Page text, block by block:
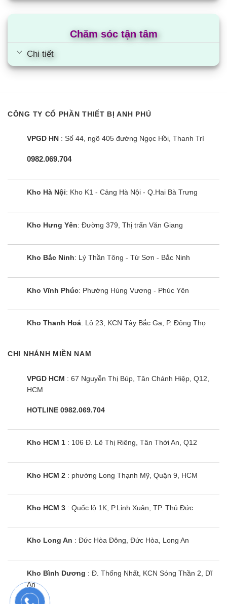
Chăm sóc tận tâm
Chi tiết
CÔNG TY CỔ PHẦN THIẾT BỊ ANH PHÚ
VPGD HN : Số 44, ngõ 405 đường Ngọc Hồi, Thanh Trì
0982.069.704
Kho Hà Nội: Kho K1 - Cảng Hà Nội - Q.Hai Bà Trưng
Kho Hưng Yên: Đường 379, Thị trấn Văn Giang
Kho Bắc Ninh: Lý Thần Tông - Từ Sơn - Bắc Ninh
Kho Vĩnh Phúc: Phường Hùng Vương - Phúc Yên
Kho Thanh Hoá: Lô 23, KCN Tây Bắc Ga, P. Đông Thọ
CHI NHÁNH MIỀN NAM
VPGD HCM : 67 Nguyễn Thị Búp, Tân Chánh Hiệp, Q12,
HCM
HOTLINE 0982.069.704
Kho HCM 1 : 106 Đ. Lê Thị Riêng, Tân Thới An, Q12
Kho HCM 2 : phường Long Thạnh Mỹ, Quận 9, HCM
Kho HCM 3 : Quốc lộ 1K, P.Linh Xuân, TP. Thủ Đức
Kho Long An : Đức Hòa Đông, Đức Hòa, Long An
Kho Bình Dương : Đ. Thống Nhất, KCN Sóng Thần 2, Dĩ
An